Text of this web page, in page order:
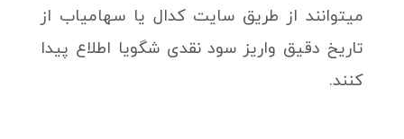
میتوانند از طریق سایت کدال یا سهامیاب از
تاریخ دقیق واریز سود نقدی شگویا اطلاع پیدا
کنند.